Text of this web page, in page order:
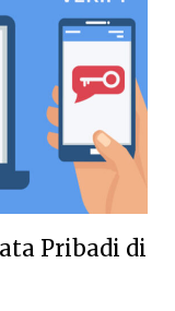
Pribadi di